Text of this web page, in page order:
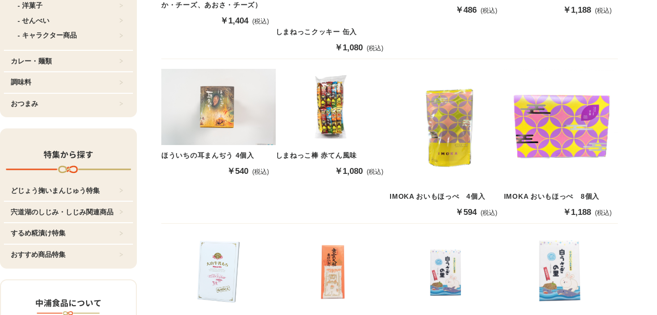
- 洋菓子
- せんべい
- キャラクター商品
カレー・麺類
調味料
おつまみ
特集から探す
どじょう掬いまんじゅう特集
宍道湖のしじみ・しじみ関連商品
するめ糀漬け特集
おすすめ商品特集
中浦食品について
か・チーズ、あおさ・チーズ）
販
￥1,404 (税込)
しまねっこクッキー 缶入
販
売
格
￥1,080 (税込)
販
￥486 (税込)
販
￥1,188 (税込)
ほういちの耳まんぢう 4個入
販
￥540 (税込)
しまねっこ棒 赤てん風味
販
￥1,080 (税込)
IMOKA おいもほっぺ 4個入
販
￥594 (税込)
IMOKA おいもほっぺ 8個入
販
格
￥1,188 (税込)